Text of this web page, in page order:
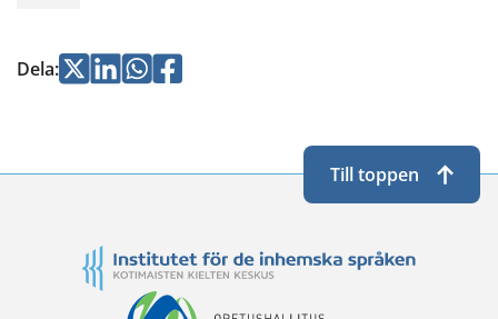
Dela:Jaa Jaa Jaa
Jaa
Till toppen